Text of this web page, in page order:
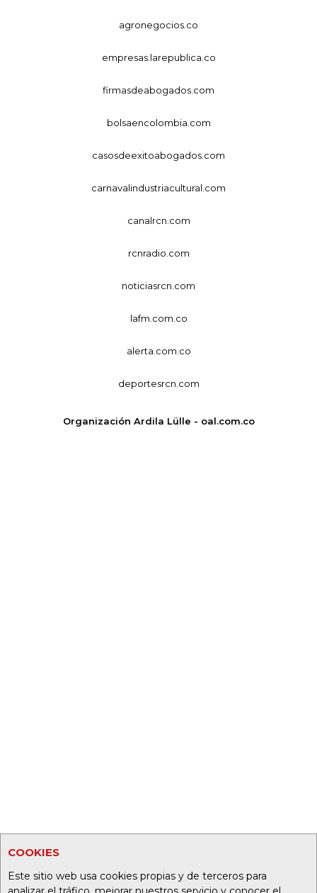
COOKIES
Este sitio web usa cookies propias y de terceros para
agronegocios.co
empresas.larepublica.co
firmasdeabogados.com
bolsaencolombia.com
casosdeexitoabogados.com
carnavalindustriacultural.com
canalrcn.com
rcnradio.com
noticiasrcn.com
lafm.com.co
alerta.com.co
deportesrcn.com
Organización Ardila Lülle - oal.com.co